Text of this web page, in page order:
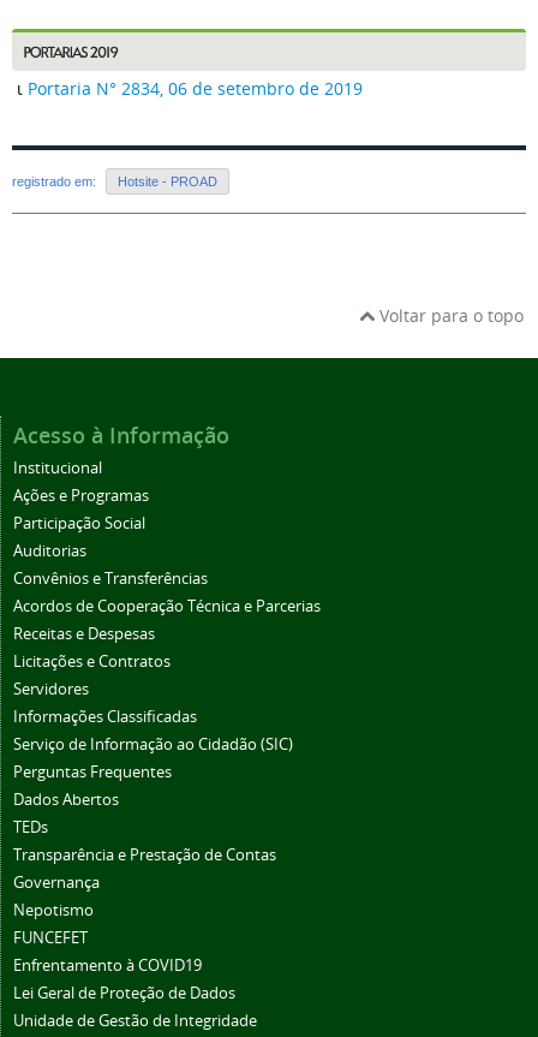
ι Portaria N° 2834, 06 de setembro de 2019
registrado em: Hotsite - PROAD
Voltar para o topo
Acesso à Informação
Institucional
Ações e Programas
Participação Social
Auditorias
Convênios e Transferências
Acordos de Cooperação Técnica e Parcerias
Receitas e Despesas
Licitações e Contratos
Servidores
Informações Classificadas
Serviço de Informação ao Cidadão (SIC)
Perguntas Frequentes
Dados Abertos
TEDs
Transparência e Prestação de Contas
Governança
Nepotismo
FUNCEFET
Enfrentamento à COVID19
Lei Geral de Proteção de Dados
Unidade de Gestão de Integridade